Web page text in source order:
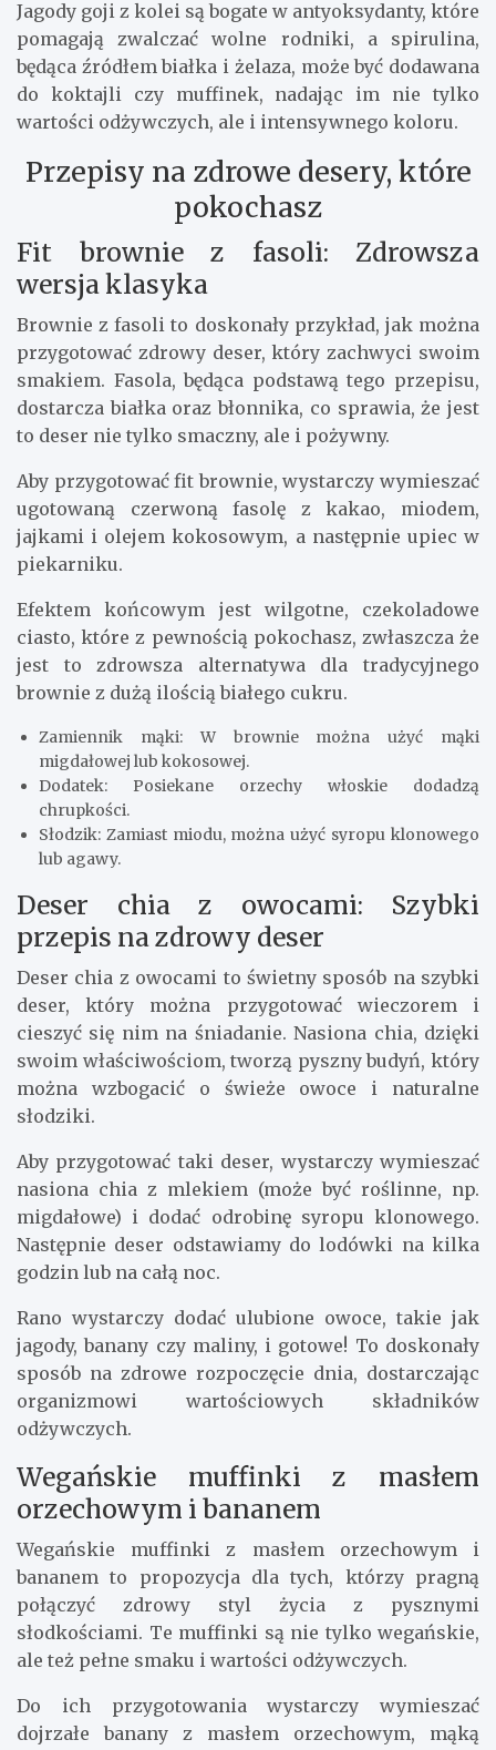
Nasiona chia, dzięki swojej zdolności do
pochłaniania wody i tworzenia żelu, są idealnym
dodatkiem do puddingu czy smoothie, dostarczając
jednocześnie błonnika i kwasów tłuszczowych
omega-3.
Jagody goji z kolei są bogate w antyoksydanty, które
pomagają zwalczać wolne rodniki, a spirulina,
będąca źródłem białka i żelaza, może być dodawana
do koktajli czy muffinek, nadając im nie tylko
wartości odżywczych, ale i intensywnego koloru.
Przepisy na zdrowe desery, które
pokochasz
Fit brownie z fasoli: Zdrowsza
wersja klasyka
Brownie z fasoli to doskonały przykład, jak można
przygotować zdrowy deser, który zachwyci swoim
smakiem. Fasola, będąca podstawą tego przepisu,
dostarcza białka oraz błonnika, co sprawia, że jest
Aby przygotować fit brownie, wystarczy wymieszać
ugotowaną czerwoną fasolę z kakao, miodem,
jajkami i olejem kokosowym, a następnie upiec w
Efektem końcowym jest wilgotne, czekoladowe
ciasto, które z pewnością pokochasz, zwłaszcza że
jest to zdrowsza alternatywa dla tradycyjnego
brownie z dużą ilością białego cukru.
Zamiennik mąki: W brownie można użyć mąki
migdałowej lub kokosowej.
Dodatek: Posiekane orzechy włoskie dodadzą
chrupkości.
Słodzik: Zamiast miodu, można użyć syropu klonowego
lub agawy.
Deser chia z owocami: Szybki
przepis na zdrowy deser
deser, który można przygotować wieczorem i
cieszyć się nim na śniadanie. Nasiona chia, dzięki
swoim właściwościom, tworzą pyszny budyń, który
można wzbogacić o świeże owoce i naturalne
słodziki.
Aby przygotować taki deser, wystarczy wymieszać
nasiona chia z mlekiem (może być roślinne, np.
migdałowe) i dodać odrobinę syropu klonowego.
Następnie deser odstawiamy do lodówki na kilka
godzin lub na całą noc.
Rano wystarczy dodać ulubione owoce, takie jak
jagody, banany czy maliny, i gotowe! To doskonały
sposób na zdrowe rozpoczęcie dnia, dostarczając
organizmowi wartościowych składników
odżywczych.
Wegańskie muffinki z masłem
orzechowym i bananem
Wegańskie muffinki z masłem orzechowym i
bananem to propozycja dla tych, którzy pragną